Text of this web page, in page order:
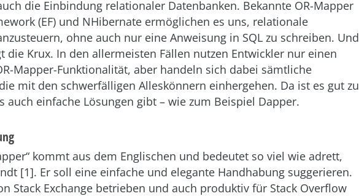
die Einbindung relationaler Datenbanken. Bekannte OR-Mapper
(EF) und NHibernate ermöglichen es uns, relationale
ohne auch nur eine Anweisung in SQL zu schreiben. Und
die Krux. In den allermeisten Fällen nutzen Entwickler nur einen
Mapper-Funktionalität, aber handeln sich dabei sämtliche
mit den schwerfälligen Alleskönnern einhergehen. Da ist es gut zu
auch einfache Lösungen gibt – wie zum Beispiel Dapper.
kommt aus dem Englischen und bedeutet so viel wie adrett,
[1]. Er soll eine einfache und elegante Handhabung suggerieren.
Stack Exchange betrieben und auch produktiv für Stack Overflow